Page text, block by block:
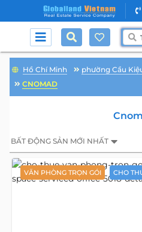
Hồ Chí Minh phường Cầu
CNOMAD
BẤT ĐỘNG SẢN MỚI NHẤT
VĂN PHÒNG TRỌN GÓI CHO